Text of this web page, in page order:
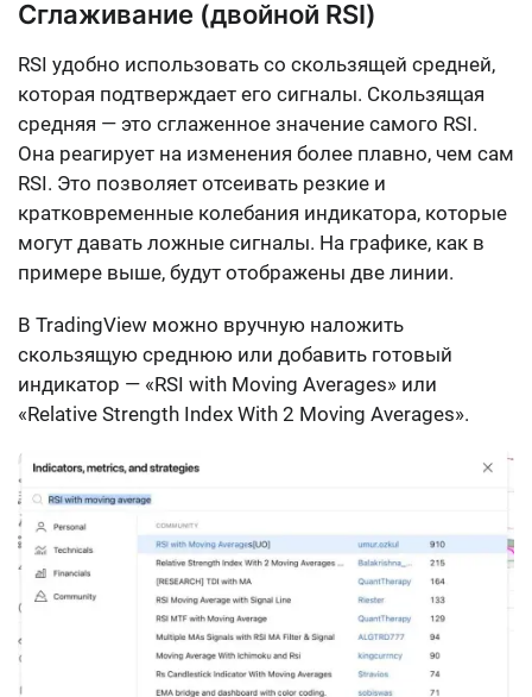
Сглаживание (двойной RSI)
RSI удобно использовать со скользящей средней,
которая подтверждает его сигналы. Скользящая
средняя — это сглаженное значение самого RSI.
Она реагирует на изменения более плавно, чем сам
RSI. Это позволяет отсеивать резкие и
кратковременные колебания индикатора, которые
могут давать ложные сигналы. На графике, как в
примере выше, будут отображены две линии.
В TradingView можно вручную наложить
скользящую среднюю или добавить готовый
индикатор — «RSI with Moving Averages» или
«Relative Strength Index With 2 Moving Averages».